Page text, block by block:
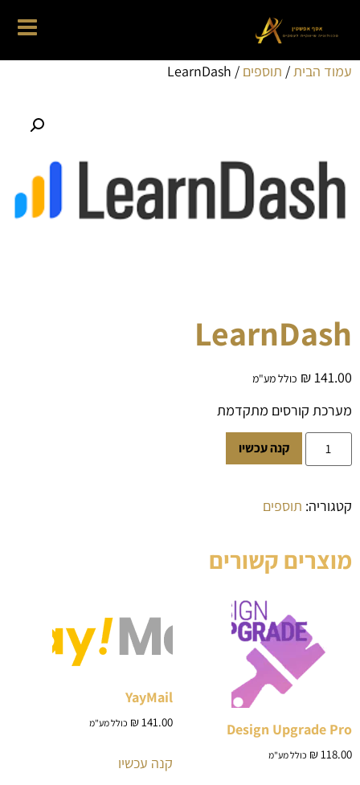
עמוד הבית/ תוספים / LearnDash
LearnDash
₪141.00 כולל מע"מ
מערכת קורסים מתקדמת
קנה עכשיו
קטגוריה: תוספים
מוצרים קשורים
Design Upgrade Pro
₪118.00 כולל מע"מ
YayMail
₪141.00 כולל מע"מ
קנה עכשיו